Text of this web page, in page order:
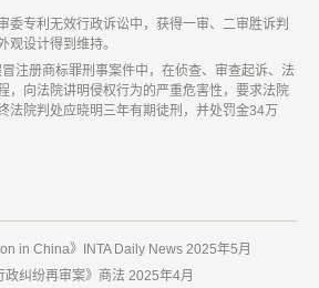
委专利无效行政诉讼中，获得一审、二审胜诉判
观设计得到维持。
注册商标罪刑事案件中，在侦查、审查起诉、法
，向法院讲明侵权行为的严重危害性，要求法院
法院判处应晓明三年有期徒刑，并处罚金34万
in China》INTA Daily News 2025年5月
政纠纷再审案》商法 2025年4月